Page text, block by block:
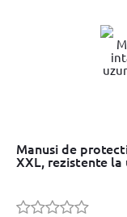
Manusi de
XXL, rezistente